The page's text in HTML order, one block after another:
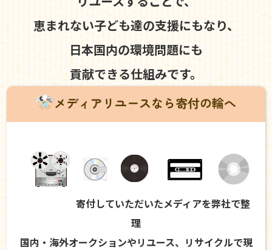
恵まれない子ども達の支援にもなり、
日本国内の環境問題にも
貢献できる仕組みです。
メディアリユースなら寄付の輪へ
寄付していただいたメディアを弊社で整
理
国内・海外オークションやリユース、リサイクルで現